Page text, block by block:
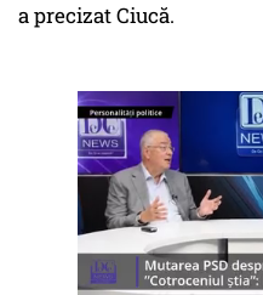
a precizat Ciucă.